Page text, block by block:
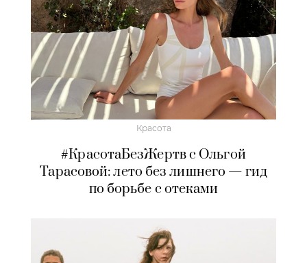
Красота
#КрасотаБезЖертв с Ольгой
Тарасовой: лето без лишнего — гид
по борьбе с отеками